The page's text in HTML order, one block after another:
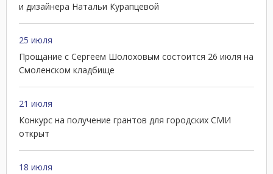
и дизайнера Натальи Курапцевой
25 июля
Прощание с Сергеем Шолоховым состоится 26 июля на
Смоленском кладбище
21 июля
Конкурс на получение грантов для городских СМИ
открыт
18 июля